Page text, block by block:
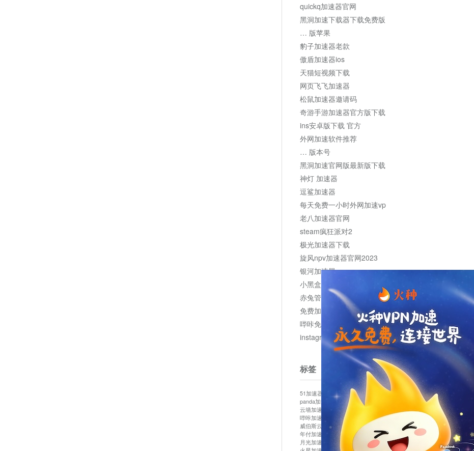
quickq加速器官网
黑洞加速下载器下载免费版
… 版苹果
豹子加速器老款
傲盾加速器ios
天猫短视频下载
网页飞飞加速器
松鼠加速器邀请码
奇游手游加速器官方版下载
ins安卓版下载 官方
外网加速软件推荐
… 版本号
黑洞加速官网版最新版下载
神灯 加速器
逗鲨加速器
每天免费一小时外网加速vp
老八加速器官网
steam疯狂派对2
极光加速器下载
旋风npv加速器官网2023
银河加速器
小黑盒加速器加速
赤兔管理平台
免费加速器
哔咔免费加速服务器
instagram网页版登录入口
标签
51加速器 bitznet hidecat i7加速器
kuai500
panda加速器
snap加速器 vp加速器
中信加速器
云墙加速器
云速加速器
哔咔加速器
哔咔哔咔加速器 喵云 回锅肉加速器
威伯斯云
小明加速器 小蓝鸟加速器
布谷vp加速器
年付加速器
心阶云 快连 怎么上外网
易飞加速器
月光加速器
机场加速器 松果云 梯子加速器